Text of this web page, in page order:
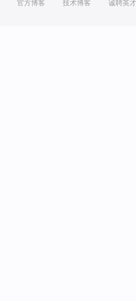
官方博客 技术博客 诚聘英才